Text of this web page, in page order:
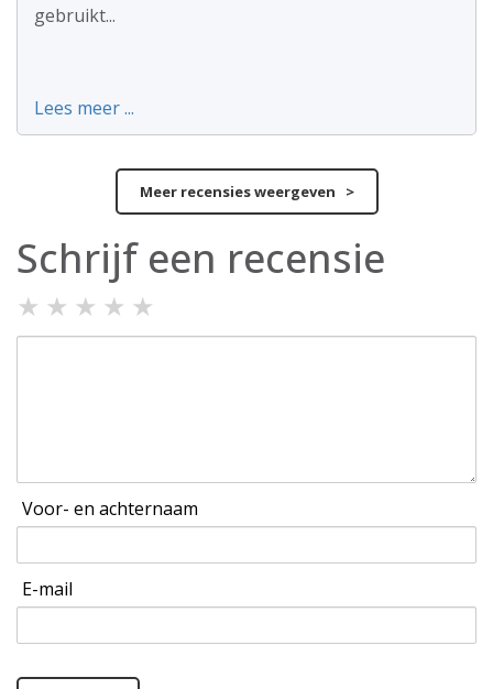
gebruikt...
Lees meer ...
Meer recensies weergeven >
Schrijf een recensie
★ ★ ★ ★ ★
Voor- en achternaam
E-mail